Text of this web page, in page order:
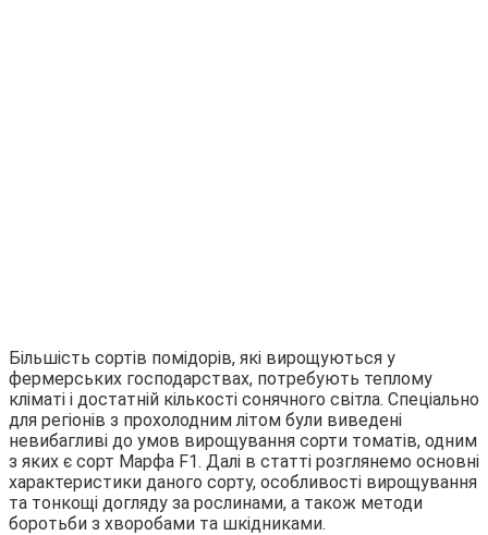
Більшість сортів помідорів, які вирощуються у
фермерських господарствах, потребують теплому
кліматі і достатній кількості сонячного світла. Спеціально
для регіонів з прохолодним літом були виведені
невибагливі до умов вирощування сорти томатів, одним
з яких є сорт Марфа F1. Далі в статті розглянемо основні
характеристики даного сорту, особливості вирощування
та тонкощі догляду за рослинами, а також методи
боротьби з хворобами та шкідниками.